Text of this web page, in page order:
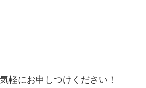
軽にお申しつけください！